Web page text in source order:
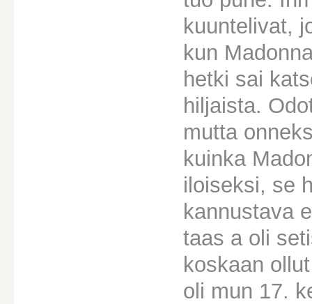
kuuntelivat,
kun
hetki sai
hiljaista.
mutta
kuinka
iloiseksi, se
kannustava
taas a oli
koskaan
oli mun 17.